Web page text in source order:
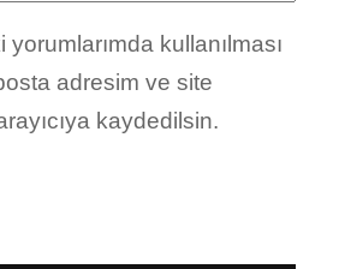
kullanılması
adresim ve site
kaydedilsin.